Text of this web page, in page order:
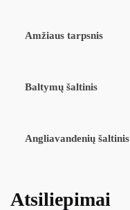
Amžiaus tarpsnis
Baltymų šaltinis
Angliavandenių šaltinis
Atsiliepimai